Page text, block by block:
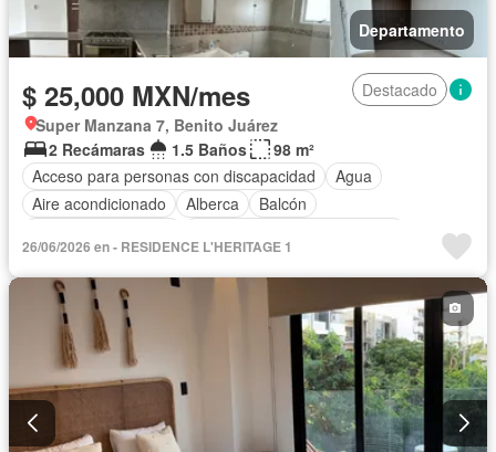
Departamento
$ 25,000 MXN/mes
Destacado
Super Manzana 7, Benito Juárez
2 Recámaras
1.5 Baños
98 m²
Acceso para personas con discapacidad
Agua
Aire acondicionado
Alberca
Balcón
Cocina integral
Cuarto de servicio
Estacionamiento
Gas natural
Recámara con closet
Permite mascotas
Permite niños
Sin amueblar
26/06/2026 en - RESIDENCE L'HERITAGE 1